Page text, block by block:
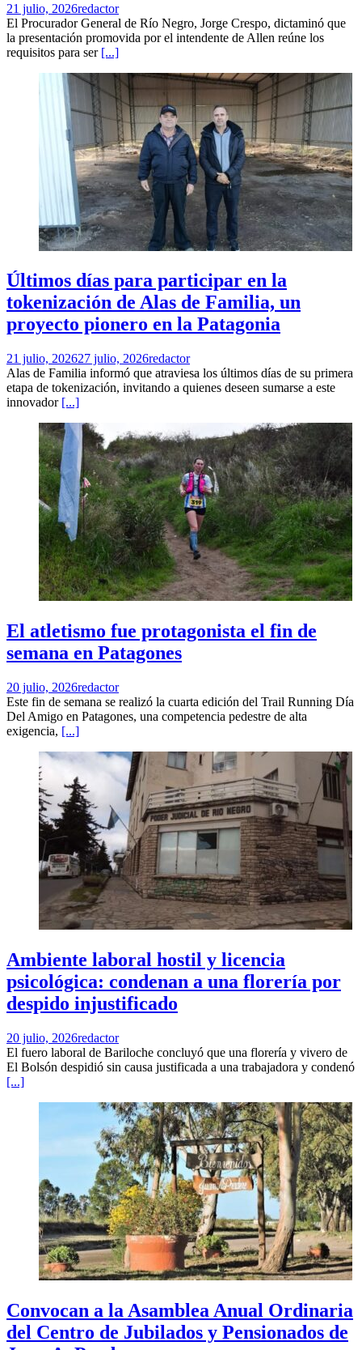
21 julio, 2026redactor
El Procurador General de Río Negro, Jorge Crespo, dictaminó que
la presentación promovida por el intendente de Allen reúne los
requisitos para ser [...]
Últimos días para participar en la
tokenización de Alas de Familia, un
proyecto pionero en la Patagonia
21 julio, 202627 julio, 2026redactor
Alas de Familia informó que atraviesa los últimos días de su primera
etapa de tokenización, invitando a quienes deseen sumarse a este
innovador [...]
El atletismo fue protagonista el fin de
semana en Patagones
20 julio, 2026redactor
Este fin de semana se realizó la cuarta edición del Trail Running Día
Del Amigo en Patagones, una competencia pedestre de alta
exigencia, [...]
Ambiente laboral hostil y licencia
psicológica: condenan a una florería por
despido injustificado
20 julio, 2026redactor
El fuero laboral de Bariloche concluyó que una florería y vivero de
El Bolsón despidió sin causa justificada a una trabajadora y condenó
[...]
Convocan a la Asamblea Anual Ordinaria
del Centro de Jubilados y Pensionados de